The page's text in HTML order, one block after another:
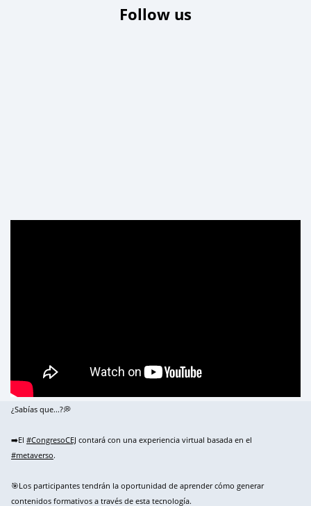
Follow us
¿Sabías que...?💭
➡️El #CongresoCEJ contará con una experiencia virtual basada en el
#metaverso.
🎯Los participantes tendrán la oportunidad de aprender cómo generar
contenidos formativos a través de esta tecnología.